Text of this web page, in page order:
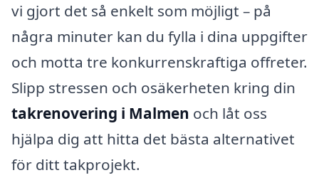
vi gjort det så enkelt som möjligt – på
några minuter kan du fylla i dina uppgifter
och motta tre konkurrenskraftiga offreter.
Slipp stressen och osäkerheten kring din
takrenovering i Malmen och låt oss
hjälpa dig att hitta det bästa alternativet
för ditt takprojekt.